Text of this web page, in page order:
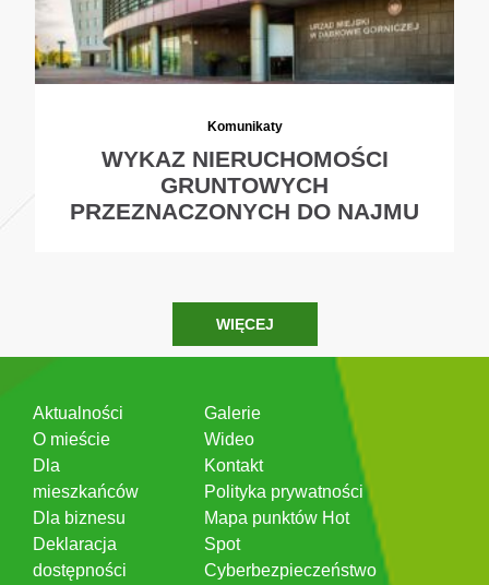
Komunikaty
WYKAZ NIERUCHOMOŚCI
GRUNTOWYCH
PRZEZNACZONYCH DO NAJMU
WIĘCEJ
Aktualności
O mieście
Dla
mieszkańców
Dla biznesu
Deklaracja
dostępności
Galerie
Wideo
Kontakt
Polityka prywatności
Mapa punktów Hot
Spot
Cyberbezpieczeństwo